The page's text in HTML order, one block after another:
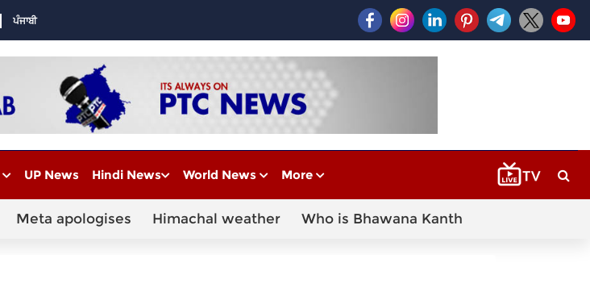
ਪੰਜਾਬੀ
UP News Hindi News World News More
Meta apologises Himachal weather Who is Bhawana Kanth